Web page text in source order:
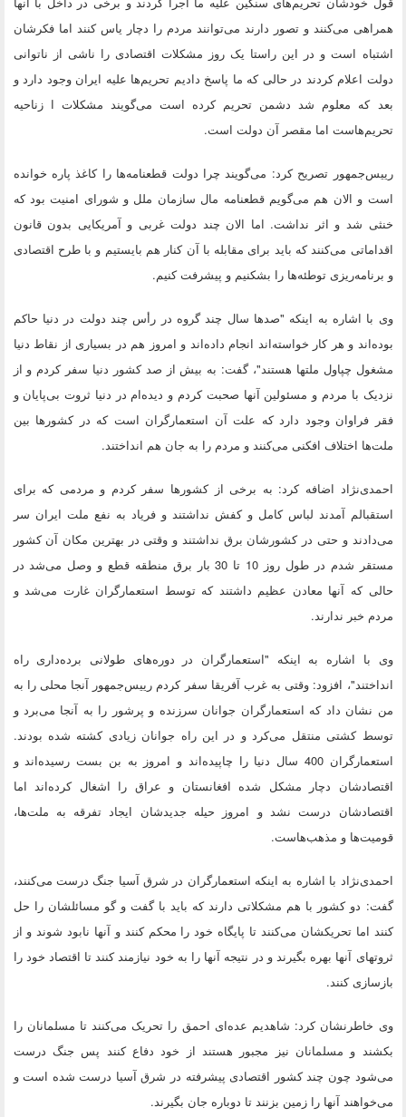
همراهی می‌کنند و تصور دارند می‌توانند مردم را دچار یاس کنند اما فکرشان
اشتباه است و در این راستا یک روز مشکلات اقتصادی را ناشی از ناتوانی
دولت اعلام کردند در حالی که ما پاسخ دادیم تحریم‌ها علیه ایران وجود دارد و
بعد که معلوم شد دشمن تحریم کرده است می‌گویند مشکلات ا زناحیه
تحریم‌هاست اما مقصر آن دولت است.
رییس‌جمهور تصریح کرد:‌ می‌گویند چرا دولت قطعنامه‌ها را کاغذ پاره خوانده
است و الان هم می‌گویم قطعنامه مال سازمان ملل و شورای امنیت بود که
خنثی شد و اثر نداشت. اما الان چند دولت غربی و آمریکایی بدون قانون
اقداماتی می‌کنند که باید برای مقابله با آن کنار هم بایستیم و با طرح اقتصادی
و برنامه‌ریزی توطئه‌ها را بشکنیم و پیشرفت کنیم.
وی با اشاره به اینکه "صدها سال چند گروه در رأس چند دولت در دنیا حاکم
بوده‌اند و هر کار خواسته‌اند انجام داده‌اند و امروز هم در بسیاری از نقاط دنیا
مشغول چپاول ملتها هستند"، گفت: به بیش از صد کشور دنیا سفر کردم و از
نزدیک با مردم و مسئولین آنها صحبت کردم و دیده‌ام در دنیا ثروت بی‌پایان و
فقر فراوان وجود دارد که علت آن استعمارگران است که در کشورها بین
ملت‌ها اختلاف افکنی می‌کنند و مردم را به جان هم انداختند.
احمدی‌نژاد اضافه کرد: به برخی از کشورها سفر کردم و مردمی که برای
استقبالم آمدند لباس کامل و کفش نداشتند و فریاد به نفع ملت ایران سر
می‌دادند و حتی در کشورشان برق نداشتند و وقتی در بهترین مکان آن کشور
مستقر شدم در طول روز 10 تا 30 بار برق منطقه قطع و وصل می‌شد در
حالی که آنها معادن عظیم داشتند که توسط استعمارگران غارت می‌شد و
مردم خبر ندارند.
وی با اشاره به اینکه "استعمارگران در دوره‌های طولانی برده‌داری راه
انداختند"، افزود: وقتی به غرب آفریقا سفر کردم رییس‌جمهور آنجا محلی را به
من نشان داد که استعمارگران جوانان سرزنده و پرشور را به آنجا می‌برد و
توسط کشتی منتقل می‌کرد و در این راه جوانان زیادی کشته شده بودند.
استعمارگران 400 سال دنیا را چاپیده‌اند و امروز به بن بست رسیده‌اند و
اقتصادشان دچار مشکل شده افغانستان و عراق را اشغال کرده‌اند اما
اقتصادشان درست نشد و امروز حیله جدیدشان ایجاد تفرقه‌ به ملت‌ها،
قومیت‌ها و مذهب‌هاست.
احمدی‌نژاد با اشاره به اینکه استعمارگران در شرق آسیا جنگ درست می‌کنند،
گفت: دو کشور با هم مشکلاتی دارند که باید با گفت و گو مسائلشان را حل
کنند اما تحریکشان می‌کنند تا پایگاه خود را محکم کنند و آنها نابود شوند و از
ثروتهای آنها بهره بگیرند و در نتیجه آنها را به خود نیازمند کنند تا اقتصاد خود را
بازسازی کنند.
وی خاطرنشان کرد: شاهدیم عده‌ای احمق را تحریک می‌کنند تا مسلمانان را
بکشند و مسلمانان نیز مجبور هستند از خود دفاع کنند پس جنگ درست
می‌شود چون چند کشور اقتصادی پیشرفته در شرق آسیا درست شده است و
می‌خواهند آنها را زمین بزنند تا دوباره جان بگیرند.